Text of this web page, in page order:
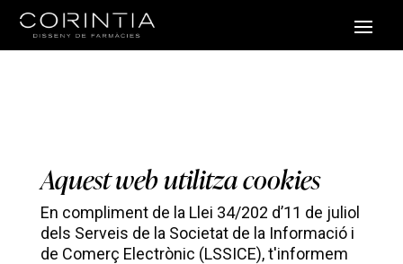
Aquest web utilitza cookies
En compliment de la Llei 34/202 d’11 de juliol
dels Serveis de la Societat de la Informació i
de Comerç Electrònic (LSSICE), t'informem